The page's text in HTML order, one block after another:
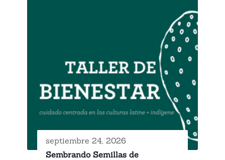
septiembre 24, 2026
Sembrando Semillas de